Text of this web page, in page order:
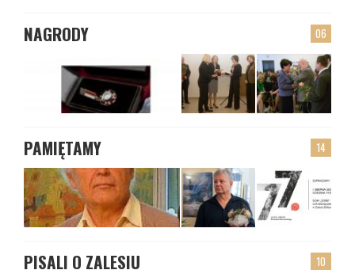
06
NAGRODY
14
PAMIĘTAMY
10
PISALI O ZALESIU